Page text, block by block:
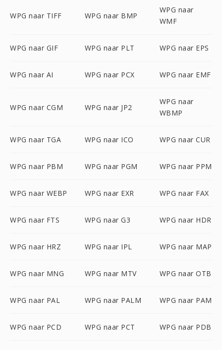
WPG naar TIFF WPG naar BMP
WPG naar
WMF
WPG naar GIF WPG naar PLT WPG naar EPS
WPG naar AI WPG naar PCX WPG naar EMF
WPG naar CGM WPG naar JP2
WPG naar
WBMP
WPG naar TGA WPG naar ICO WPG naar CUR
WPG naar PBM WPG naar PGM WPG naar PPM
WPG naar WEBP WPG naar EXR WPG naar FAX
WPG naar FTS WPG naar G3 WPG naar HDR
WPG naar HRZ WPG naar IPL WPG naar MAP
WPG naar MNG WPG naar MTV WPG naar OTB
WPG naar PAL WPG naar PALM WPG naar PAM
WPG naar PCD WPG naar PCT WPG naar PDB